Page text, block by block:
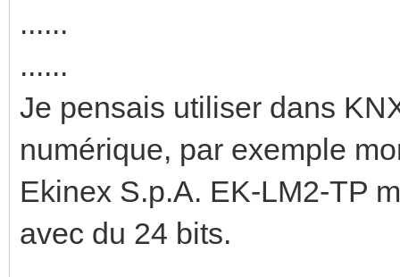
......
......
Je pensais utiliser dans
numérique, par exemple
Ekinex S.p.A. EK-LM2-TP
avec du 24 bits.